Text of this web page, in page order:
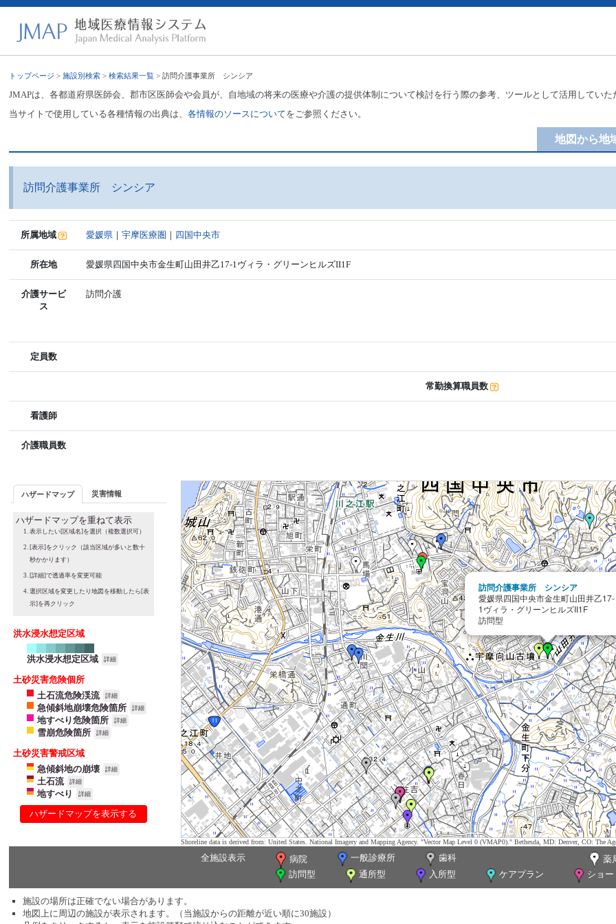
トップページ >施設別検索 >検索結果一覧 > 訪問介護事業所 シンシア
JMAPは、各都道府県医師会、郡市区医師会や会員が、自地域の将来の医療や介護の提供体制について検討を行う際の参考、ツールとして活用してい
当サイトで使用している各種情報の出典は、各情報のソースについてをご参照ください。
地図から地
訪問介護事業所 シンシア
所属地域 愛媛県 ｜宇摩医療圏 ｜ 四国中央市
所在地 愛媛県四国中央市金生町山田井乙17-1ヴィラ・グリーンヒルズII1F
介護サービ
ス
訪問介護
定員数
常勤換算職員数
看護師
介護職員数
ハザードマップ 災害情報
ハザードマップを重ねて表示
表示したい[区域名]を選択（複数選択可）
[表示]をクリック（該当区域が多いと数十
秒かかります）
[詳細]で透過率を変更可能
選択区域を変更したり地図を移動したら[表
示]を再クリック
洪水浸水想定区域
洪水浸水想定区域 詳細
土砂災害危険個所
土石流危険渓流
詳細
急傾斜地崩壊危険箇所 詳細
地すべり危険箇所 詳細
雪崩危険箇所 詳細
土砂災害警戒区域
急傾斜地の崩壊
詳細
土石流 詳細
地すべり 詳細
ハザードマップを表示する
訪問介護事業所 シンシア
愛媛県四国中央市金生町山田井乙17-
1ヴィラ・グリーンヒルズII1F
訪問型
Shoreline data is derived from: United States. National Imagery and Mapping Agency. "Vector Map Level 0 (VMAP0)." Bethesda, MD: Denver, CO: The
全施設表示 病院 一般診療所 歯科
薬
訪問型
通所型 入所型 ケアプラン ショ
施設の場所は正確でない場合があります。
地図上に周辺の施設が表示されます。（当施設からの距離が近い順に30施設）